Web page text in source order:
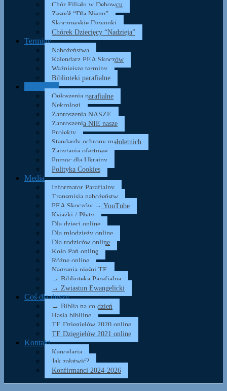
Chór Filiału w Dębowcu
Zespół “Dla Niego”
Skoczowskie Dzwonki
Chórek Dziecięcy “Nadzieja”
Terminy
Nabożeństwa
Kalendarz PEA Skoczów
Ważniejsze terminy
Biblioteki parafialne
Informacje
Ogłoszenia parafialne
Nekrologi
Zaproszenia NASZE
Zaproszenia NIE nasze
Projekty
Standardy ochrony małoletnich
Zapytania ofertowe
Pomoc dla Ukrainy
Polityka Cookies
Media
Informator Parafialny
Transmisja nabożeństw
PEA Skoczów → YouTube
Książki / Płyty
Dla dzieci online
Dla młodzieży online
Dla rodziców online
Koło Pań online
Różne online
Nagrania pieśni TE
→ Biblioteka Parafialna
→ Zwiastun Ewangelicki
Coś dla duszy…
→ Biblia na co dzień
Hasła biblijne
TE Dzięgielów 2020 online
TE Dzięgielów 2021 online
Kontakt
Kancelaria
Jak załatwić?
Konfirmanci 2024-2026